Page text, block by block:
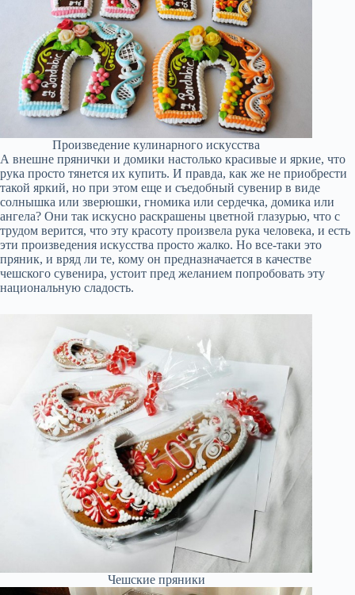
Произведение кулинарного искусства
А внешне прянички и домики настолько красивые и яркие, что
рука просто тянется их купить. И правда, как же не приобрести
такой яркий, но при этом еще и съедобный сувенир в виде
солнышка или зверюшки, гномика или сердечка, домика или
ангела? Они так искусно раскрашены цветной глазурью, что с
трудом верится, что эту красоту произвела рука человека, и есть
эти произведения искусства просто жалко. Но все-таки это
пряник, и вряд ли те, кому он предназначается в качестве
чешского сувенира, устоит пред желанием попробовать эту
национальную сладость.
Чешские пряники